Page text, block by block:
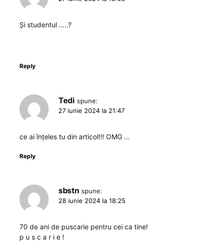
Și studentul …..?
Reply
Tedi spune:
27 iunie 2024 la 21:47
ce ai înțeles tu din articol!!! OMG …
Reply
sbstn spune:
28 iunie 2024 la 18:25
70 de ani de puscarie pentru cei ca tine!
p u s c a r i e !